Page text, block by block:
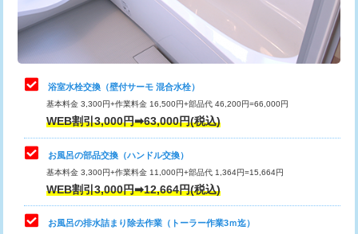
止水・漏水調査・防水処理・清掃・修
理・調整・分解・加工など（軽作業）
止水・漏水調査・防水処理・清掃・修
理・調整・分解・加工など（中作業）
22,000円
止水・漏水調査・防水処理・清掃・修
理・調整・分解・加工など（重作業）
33,000円
トイレタンク脱着
トイレ便器脱着
タンクレストイレ脱着 33,000円
浴室水栓交換（壁付サーモ 混合水栓）
基本料金 3,300円+作業料金 16,500円+部品代 46,200円=66,000円
WEB割引3,000円➡63,000円(税込)
お風呂の部品交換（ハンドル交換）
基本料金 3,300円+作業料金 11,000円+部品代 1,364円=15,664円
WEB割引3,000円➡12,664円(税込)
お風呂の排水詰まり除去作業（トーラー作業3ｍ迄）